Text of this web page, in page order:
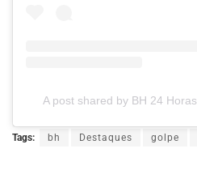
A post shared by BH 24 Horas
Tags: bh Destaques golpe